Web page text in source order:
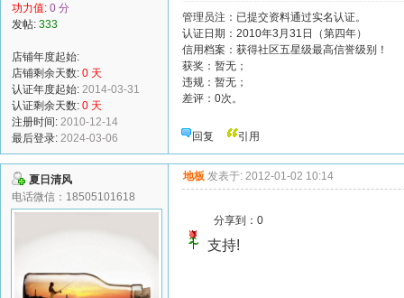
功力值: 0 分
发帖: 333
店铺年度起始:
店铺剩余天数: 0 天
认证年度起始: 2014-03-31
认证剩余天数: 0 天
注册时间: 2010-12-14
最后登录: 2024-03-06
管理员注：已提交资料通过实名认证。
认证日期：2010年3月31日（第四年）
信用档案：获得社区五星级最高信誉级别！
获奖：暂无；
违规：暂无；
差评：0次。
回复 引用
夏日清风
电话微信：18505101618
地板 发表于: 2012-01-02 10:14
分享到： 0
支持!